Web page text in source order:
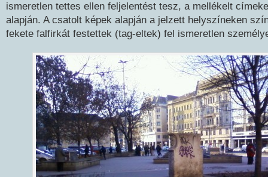
ismeretlen tettes ellen feljelentést tesz, a mellékelt
alapján. A csatolt képek alapján a jelzett helyszíneken
fekete falfirkát festettek (tag-eltek) fel ismeretlen